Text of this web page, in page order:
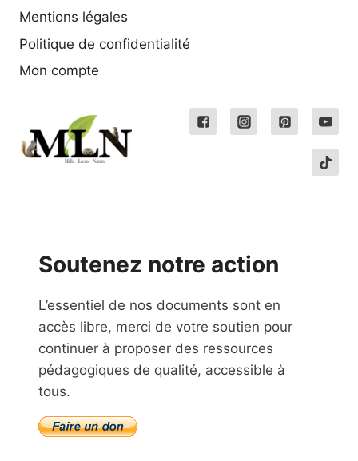
Mentions légales
Politique de confidentialité
Mon compte
Soutenez notre action
L’essentiel de nos documents sont en
accès libre, merci de votre soutien pour
continuer à proposer des ressources
pédagogiques de qualité, accessible à
tous.